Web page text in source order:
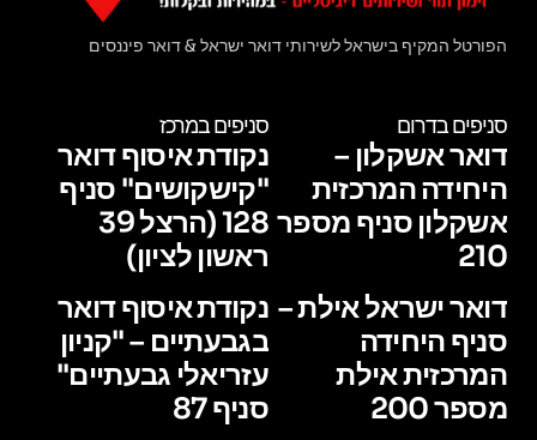
הפורטל המקיף בישראל לשירותי דואר ישראל & דואר פיננסים
סניפים בדרום
דואר אשקלון –
היחידה המרכזית
אשקלון סניף מספר
210
דואר ישראל אילת –
סניף היחידה
המרכזית אילת
מספר 200
סניפים במרכז
נקודת איסוף דואר
"קישקושים" סניף
128 (הרצל 39
ראשון לציון)
נקודת איסוף דואר
בגבעתיים – "קניון
עזריאלי גבעתיים"
סניף 87